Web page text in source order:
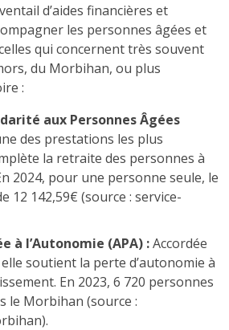
d’aides financières et
les personnes âgées et
qui concernent très souvent
du Morbihan, ou plus
:
aux Personnes Âgées
des prestations les plus
la retraite des personnes à
2024, pour une personne seule, le
12 142,59€ (source : service-
à l’Autonomie (APA) :Accordée
soutient la perte d’autonomie à
En 2023, 6 720 personnes
le Morbihan (source :